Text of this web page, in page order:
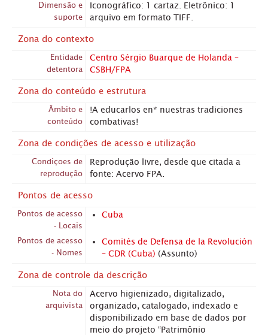
Dimensão e
suporte
Iconográfico: 1 cartaz. Eletrônico: 1
arquivo em formato TIFF.
Zona do contexto
Entidade
detentora
Centro Sérgio Buarque de Holanda –
CSBH/FPA
Zona do conteúdo e estrutura
Âmbito e
conteúdo
!A educarlos en* nuestras tradiciones
combativas!
Zona de condições de acesso e utilização
Condiçoes de
reprodução
Reprodução livre, desde que citada a
fonte: Acervo FPA.
Pontos de acesso
Pontos de acesso
- Locais
Cuba
Pontos de acesso
- Nomes
Comités de Defensa de la Revolución
– CDR (Cuba) (Assunto)
Zona de controle da descrição
Nota do
arquivista
Acervo higienizado, digitalizado,
organizado, catalogado, indexado e
disponibilizado em base de dados por
meio do projeto “Patrimônio